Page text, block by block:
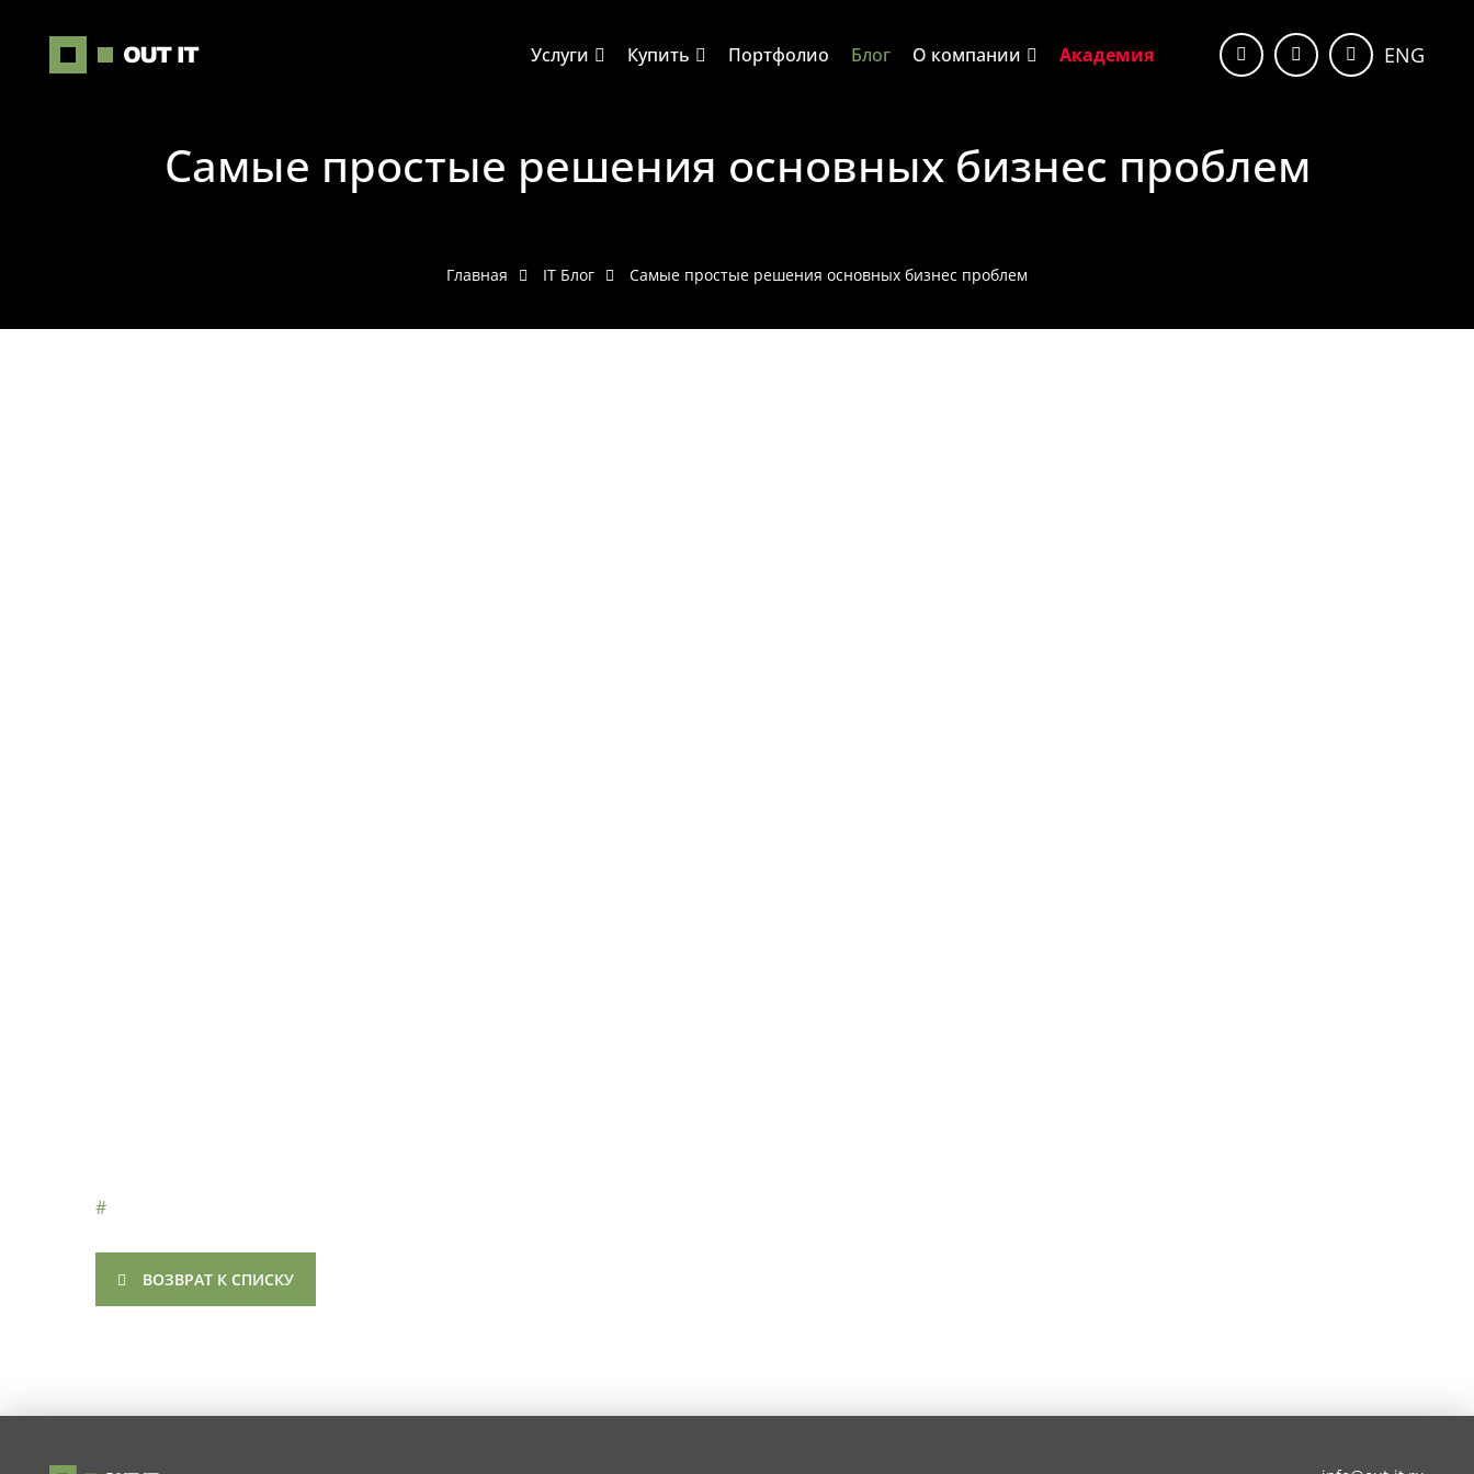
Услуги Купить Портфолио Блог О компании Академия ENG
Самые простые решения основных бизнес проблем
Главная IT Блог Самые простые решения основных бизнес проблем
#
ВОЗВРАТ К СПИСКУ